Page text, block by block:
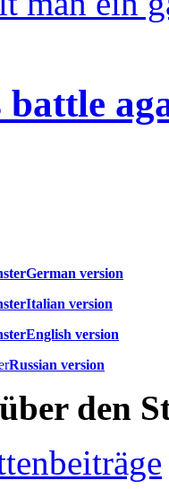
German version
Italian version
English version
Russian version
den